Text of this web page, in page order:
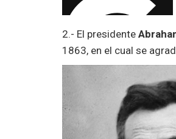
2.- El presidente
1863, en el cual se